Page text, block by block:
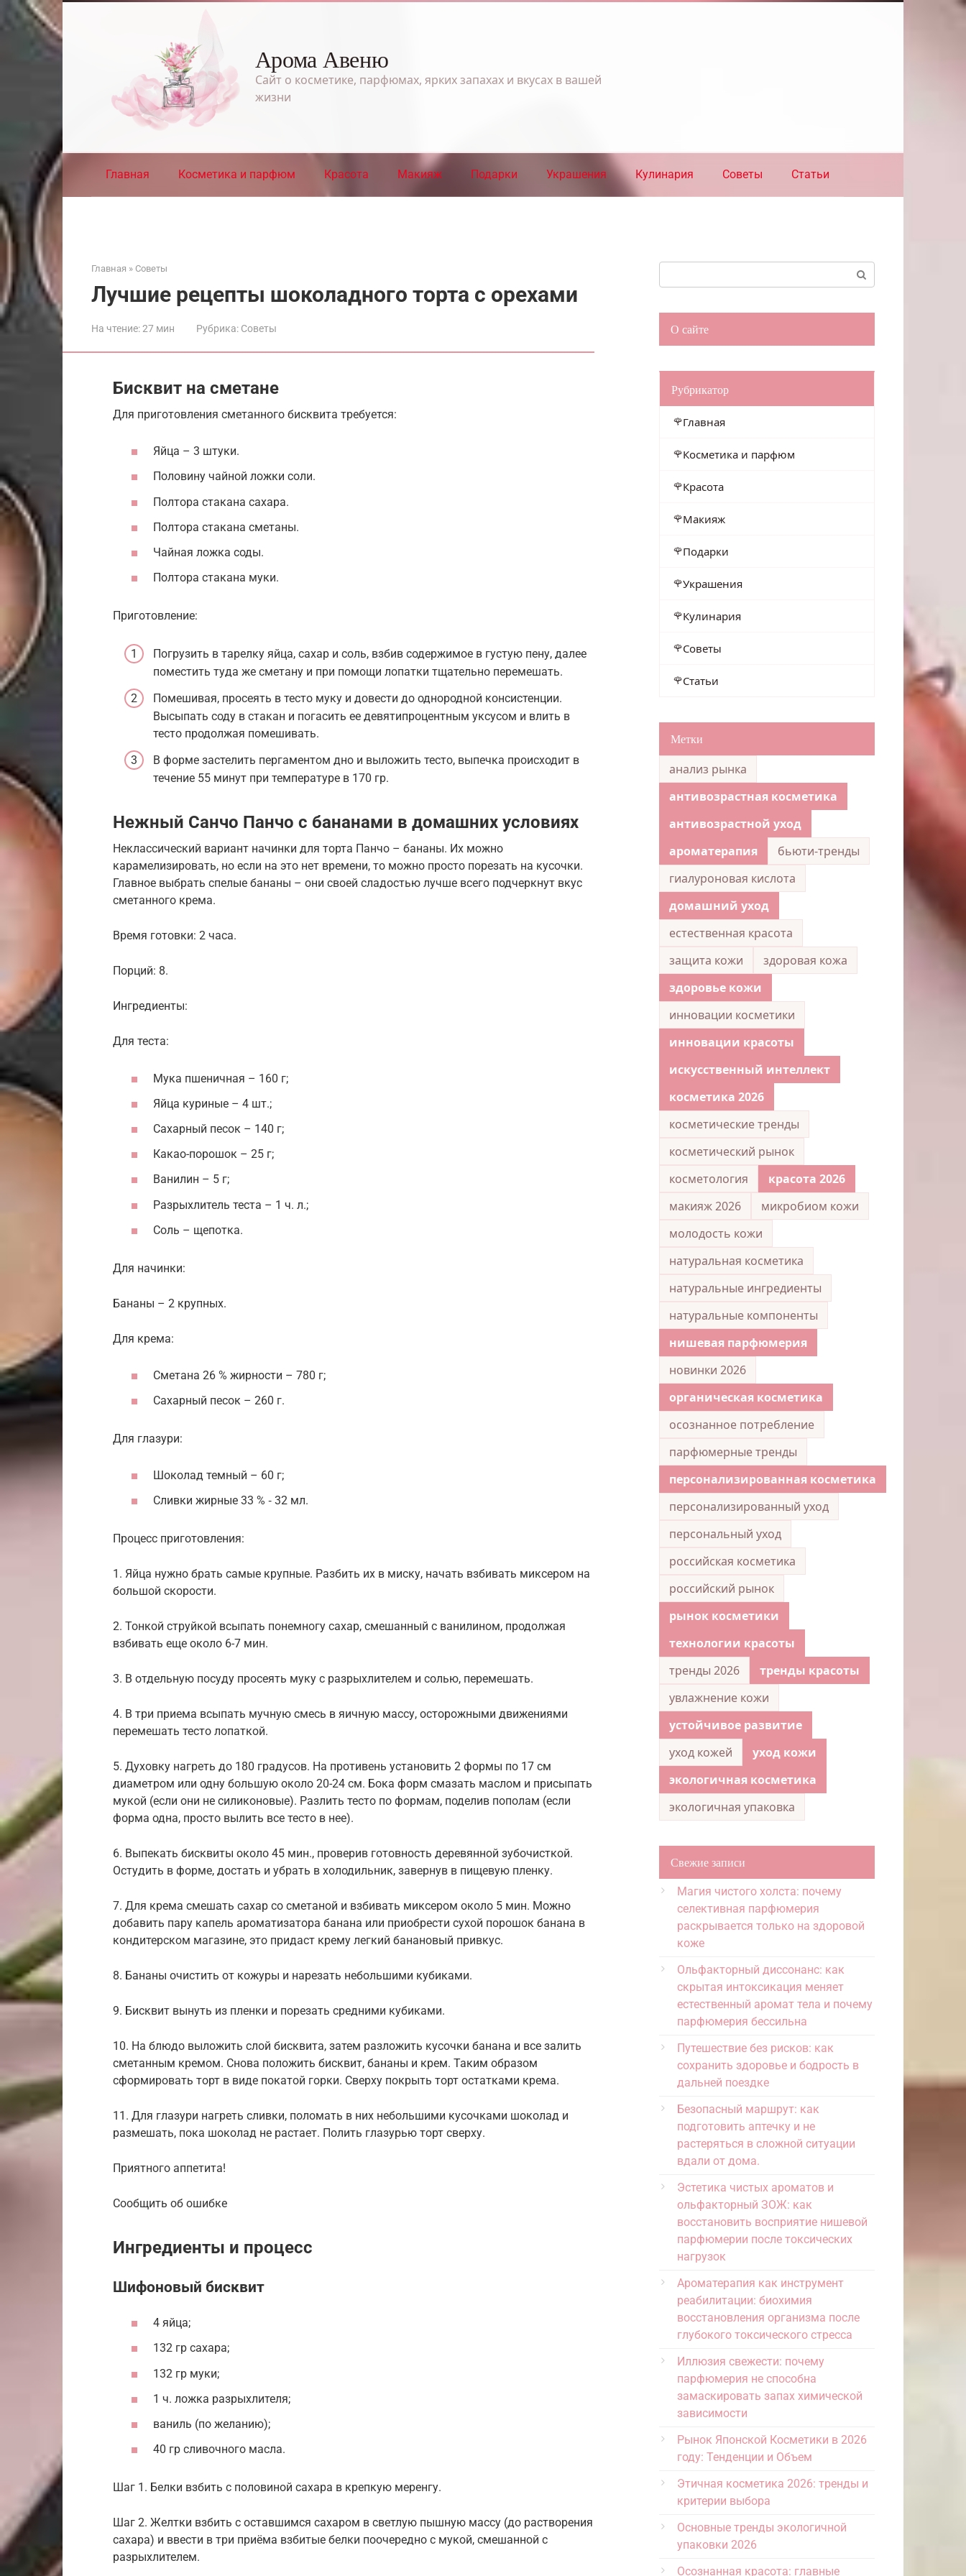
Перейти
к
контенту
Арома Авеню
Сайт о косметике, парфюмах, ярких запахах и вкусах в вашей
жизни
Главная Косметика и парфюм Красота Макияж Подарки Украшения Кулинария Советы Статьи
Главная » Советы
Лучшие рецепты шоколадного торта с орехами
На чтение:27 мин Рубрика: Советы
Бисквит на сметане
Для приготовления сметанного бисквита требуется:
Яйца – 3 штуки.
Половину чайной ложки соли.
Полтора стакана сахара.
Полтора стакана сметаны.
Чайная ложка соды.
Полтора стакана муки.
Приготовление:
Погрузить в тарелку яйца, сахар и соль, взбив содержимое в густую пену, далее
поместить туда же сметану и при помощи лопатки тщательно перемешать.
Помешивая, просеять в тесто муку и довести до однородной консистенции.
Высыпать соду в стакан и погасить ее девятипроцентным уксусом и влить в
тесто продолжая помешивать.
В форме застелить пергаментом дно и выложить тесто, выпечка происходит в
течение 55 минут при температуре в 170 гр.
Нежный Санчо Панчо с бананами в домашних условиях
Неклассический вариант начинки для торта Панчо – бананы. Их можно
карамелизировать, но если на это нет времени, то можно просто порезать на кусочки.
Главное выбрать спелые бананы – они своей сладостью лучше всего подчеркнут вкус
сметанного крема.
Время готовки: 2 часа.
Порций: 8.
Ингредиенты:
Для теста:
Мука пшеничная – 160 г;
Яйца куриные – 4 шт.;
Сахарный песок – 140 г;
Какао-порошок – 25 г;
Ванилин – 5 г;
Разрыхлитель теста – 1 ч. л.;
Соль – щепотка.
Для начинки:
Бананы – 2 крупных.
Для крема:
Сметана 26 % жирности – 780 г;
Сахарный песок – 260 г.
Для глазури:
Шоколад темный – 60 г;
Сливки жирные 33 % ‑ 32 мл.
Процесс приготовления:
1. Яйца нужно брать самые крупные. Разбить их в миску, начать взбивать миксером на
большой скорости.
2. Тонкой струйкой всыпать понемногу сахар, смешанный с ванилином, продолжая
взбивать еще около 6-7 мин.
3. В отдельную посуду просеять муку с разрыхлителем и солью, перемешать.
4. В три приема всыпать мучную смесь в яичную массу, осторожными движениями
перемешать тесто лопаткой.
5. Духовку нагреть до 180 градусов. На противень установить 2 формы по 17 см
диаметром или одну большую около 20-24 см. Бока форм смазать маслом и присыпать
мукой (если они не силиконовые). Разлить тесто по формам, поделив пополам (если
форма одна, просто вылить все тесто в нее).
6. Выпекать бисквиты около 45 мин., проверив готовность деревянной зубочисткой.
Остудить в форме, достать и убрать в холодильник, завернув в пищевую пленку.
7. Для крема смешать сахар со сметаной и взбивать миксером около 5 мин. Можно
добавить пару капель ароматизатора банана или приобрести сухой порошок банана в
кондитерском магазине, это придаст крему легкий банановый привкус.
8. Бананы очистить от кожуры и нарезать небольшими кубиками.
9. Бисквит вынуть из пленки и порезать средними кубиками.
10. На блюдо выложить слой бисквита, затем разложить кусочки банана и все залить
сметанным кремом. Снова положить бисквит, бананы и крем. Таким образом
сформировать торт в виде покатой горки. Сверху покрыть торт остатками крема.
11. Для глазури нагреть сливки, поломать в них небольшими кусочками шоколад и
размешать, пока шоколад не растает. Полить глазурью торт сверху.
Приятного аппетита!
Сообщить об ошибке
Ингредиенты и процесс
Шифоновый бисквит
4 яйца;
132 гр сахара;
132 гр муки;
1 ч. ложка разрыхлителя;
ваниль (по желанию);
40 гр сливочного масла.
Шаг 1. Белки взбить с половиной сахара в крепкую меренгу.
Шаг 2. Желтки взбить с оставшимся сахаром в светлую пышную массу (до растворения
сахара) и ввести в три приёма взбитые белки поочередно с мукой, смешанной с
разрыхлителем.
О сайте
Рубрикатор
Главная
Косметика и парфюм
Красота
Макияж
Подарки
Украшения
Кулинария
Советы
Статьи
Метки
анализ рынка
антивозрастная косметика
антивозрастной уход
ароматерапия
бьюти-тренды
гиалуроновая кислота
домашний уход
естественная красота
защита кожи
здоровая кожа
здоровье кожи
инновации косметики
инновации красоты
искусственный интеллект
косметика 2026
косметические тренды
косметический рынок
косметология
красота 2026
макияж 2026
микробиом кожи
молодость кожи
натуральная косметика
натуральные ингредиенты
натуральные компоненты
нишевая парфюмерия
новинки 2026
органическая косметика
осознанное потребление
парфюмерные тренды
персонализированная косметика
персонализированный уход
персональный уход
российская косметика
российский рынок
рынок косметики
технологии красоты
тренды 2026
тренды красоты
увлажнение кожи
устойчивое развитие
уход кожей
уход кожи
экологичная косметика
экологичная упаковка
Свежие записи
Магия чистого холста: почему
селективная парфюмерия
раскрывается только на здоровой
коже
Ольфакторный диссонанс: как
скрытая интоксикация меняет
естественный аромат тела и почему
парфюмерия бессильна
Путешествие без рисков: как
сохранить здоровье и бодрость в
дальней поездке
Безопасный маршрут: как
подготовить аптечку и не
растеряться в сложной ситуации
вдали от дома.
Эстетика чистых ароматов и
ольфакторный ЗОЖ: как
восстановить восприятие нишевой
парфюмерии после токсических
нагрузок
Ароматерапия как инструмент
реабилитации: биохимия
восстановления организма после
глубокого токсического стресса
Иллюзия свежести: почему
парфюмерия не способна
замаскировать запах химической
зависимости
Рынок Японской Косметики в 2026
году: Тенденции и Объем
Этичная косметика 2026: тренды и
критерии выбора
Основные тренды экологичной
упаковки 2026
Осознанная красота: главные